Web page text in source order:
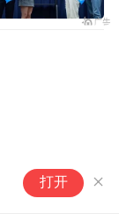
打开